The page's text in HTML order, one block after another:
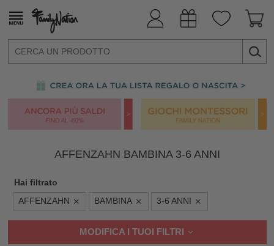
AFFENZAHN BAMBINA 3-6 ANNI
Hai filtrato
AFFENZAHN BAMBINA 3-6 ANNI
MODIFICA I TUOI FILTRI